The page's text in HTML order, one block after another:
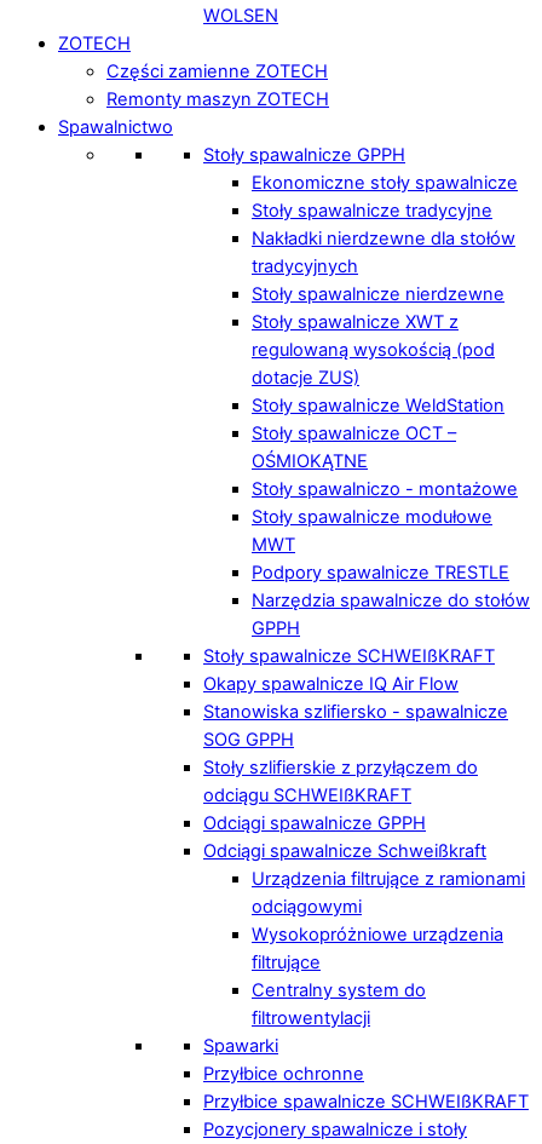
WOLSEN
ZOTECH
Części zamienne ZOTECH
Remonty maszyn ZOTECH
Spawalnictwo
Stoły spawalnicze GPPH
Ekonomiczne stoły spawalnicze
Stoły spawalnicze tradycyjne
Nakładki nierdzewne dla stołów
tradycyjnych
Stoły spawalnicze nierdzewne
Stoły spawalnicze XWT z
regulowaną wysokością (pod
dotacje ZUS)
Stoły spawalnicze WeldStation
Stoły spawalnicze OCT –
OŚMIOKĄTNE
Stoły spawalniczo - montażowe
Stoły spawalnicze modułowe
MWT
Podpory spawalnicze TRESTLE
Narzędzia spawalnicze do stołów
GPPH
Stoły spawalnicze SCHWEIßKRAFT
Okapy spawalnicze IQ Air Flow
Stanowiska szlifiersko - spawalnicze
SOG GPPH
Stoły szlifierskie z przyłączem do
odciągu SCHWEIßKRAFT
Odciągi spawalnicze GPPH
Odciągi spawalnicze Schweißkraft
Urządzenia filtrujące z ramionami
odciągowymi
Wysokopróżniowe urządzenia
filtrujące
Centralny system do
filtrowentylacji
Spawarki
Przyłbice ochronne
Przyłbice spawalnicze SCHWEIßKRAFT
Pozycjonery spawalnicze i stoły